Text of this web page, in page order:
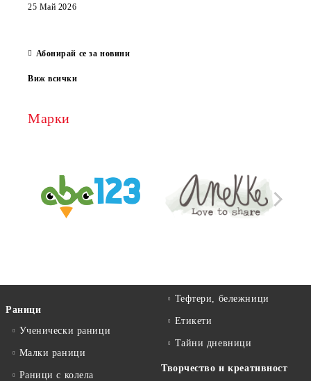
25 Май 2026
Абонирай се за новини
Виж всички
Марки
Раници
Ученически раници
Малки раници
Раници с колела
Тефтери, бележници
Етикети
Тайни дневници
Творчество и креативност